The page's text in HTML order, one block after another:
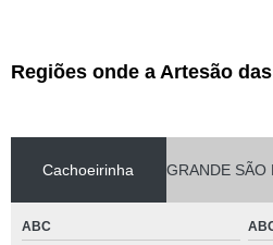
Regiões onde a Artesão
Cachoeirinha GRANDE SÃO
ABC